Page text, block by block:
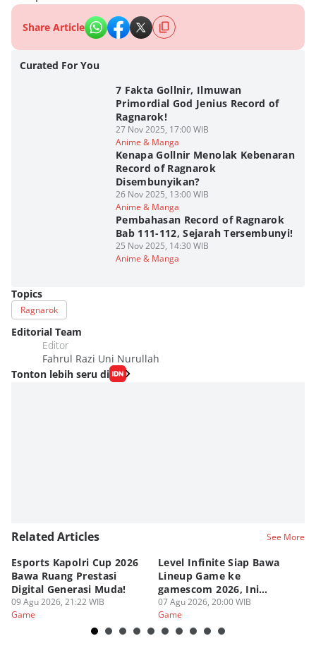
Share Article
Curated For You
7 Fakta Gollnir, Ilmuwan
Primordial God Jenius Record of
Ragnarok!
27 Nov 2025, 17:00 WIB
Anime & Manga
Kenapa Gollnir Menolak Kebenaran
Record of Ragnarok
Disembunyikan?
26 Nov 2025, 13:00 WIB
Anime & Manga
Pembahasan Record of Ragnarok
Bab 111-112, Sejarah Tersembunyi!
25 Nov 2025, 14:30 WIB
Anime & Manga
Topics
Ragnarok
Editorial Team
Editor
Fahrul Razi Uni Nurullah
Tonton lebih seru di
Related Articles See More
Esports Kapolri Cup 2026
Bawa Ruang Prestasi
Digital Generasi Muda!
09 Agu 2026, 21:22 WIB
Game
Level Infinite Siap Bawa
Lineup Game ke
gamescom 2026, Ini
Judulnya!
07 Agu 2026, 20:00 WIB
Game